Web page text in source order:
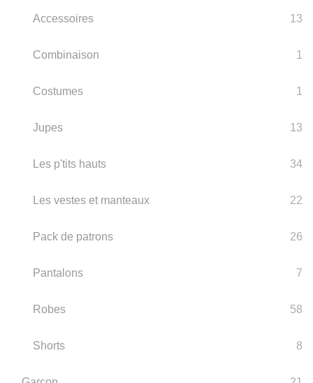
Accessoires 13
Combinaison 1
Costumes 1
Jupes 13
Les p'tits hauts 34
Les vestes et manteaux 22
Pack de patrons 26
Pantalons 7
Robes 58
Shorts 8